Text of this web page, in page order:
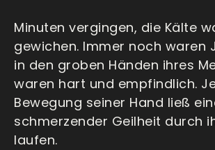
Minuten vergingen, die Kälte
gewichen. Immer noch waren
in den groben Händen ihres
waren hart und empfindlich.
Bewegung seiner Hand ließ
schmerzender Geilheit durch
laufen.